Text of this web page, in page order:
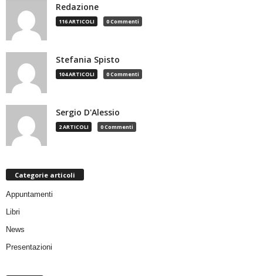
Redazione
116 ARTICOLI 0 Commenti
Stefania Spisto
104 ARTICOLI 0 Commenti
Sergio D'Alessio
2 ARTICOLI 0 Commenti
Categorie articoli
Appuntamenti
Libri
News
Presentazioni